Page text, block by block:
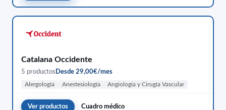
Catalana Occidente
5 productos Desde 29,00€/mes
Alergología Anestesiología Angiología y Cirugía Vascular
Ver productos Cuadro médico